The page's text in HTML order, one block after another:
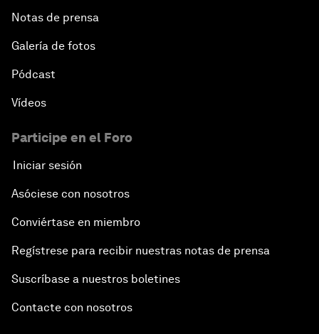
Notas de prensa
Galería de fotos
Pódcast
Vídeos
Participe en el Foro
Iniciar sesión
Asóciese con nosotros
Conviértase en miembro
Regístrese para recibir nuestras notas de prensa
Suscríbase a nuestros boletines
Contacte con nosotros